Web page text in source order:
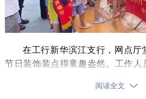
在工行新华滨江支行，网点厅
节日装饰装点得童趣盎然。工作人
户感受到浓浓温情。工作人员也主
阅读全文